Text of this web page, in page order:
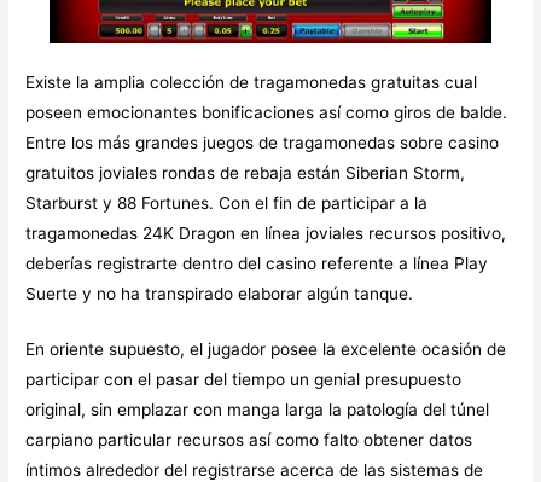
Existe la amplia colección de tragamonedas gratuitas cual
poseen emocionantes bonificaciones así­ como giros de balde.
Entre los más grandes juegos de tragamonedas sobre casino
gratuitos joviales rondas de rebaja están Siberian Storm,
Starburst y 88 Fortunes. Con el fin de participar a la
tragamonedas 24K Dragon en línea joviales recursos positivo,
deberías registrarte dentro del casino referente a línea Play
Suerte y no ha transpirado elaborar algún tanque.
En oriente supuesto, el jugador posee la excelente ocasión de
participar con el pasar del tiempo un genial presupuesto
original, sin emplazar con manga larga la patologí­a del túnel
carpiano particular recursos así­ como falto obtener datos
íntimos alrededor del registrarse acerca de las sistemas de